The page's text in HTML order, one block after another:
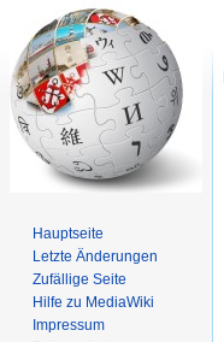
Hauptseite
Letzte Änderungen
Zufällige Seite
Hilfe zu MediaWiki
Impressum